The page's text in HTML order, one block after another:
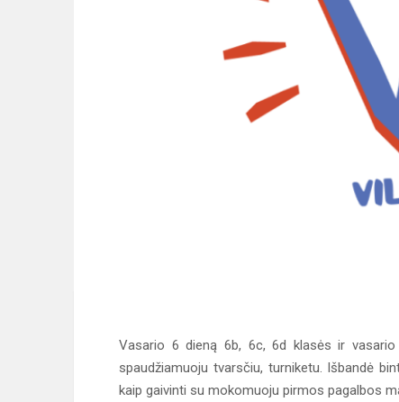
Vasario 6 dieną 6b, 6c, 6d klasės ir
spaudžiamuoju tvarsčiu, turniketu. Išbandė
kaip gaivinti su mokomuoju pirmos pagalbos